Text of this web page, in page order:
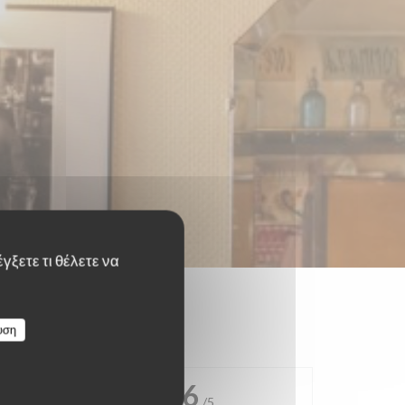
τι θέλετε να
4.6 /5